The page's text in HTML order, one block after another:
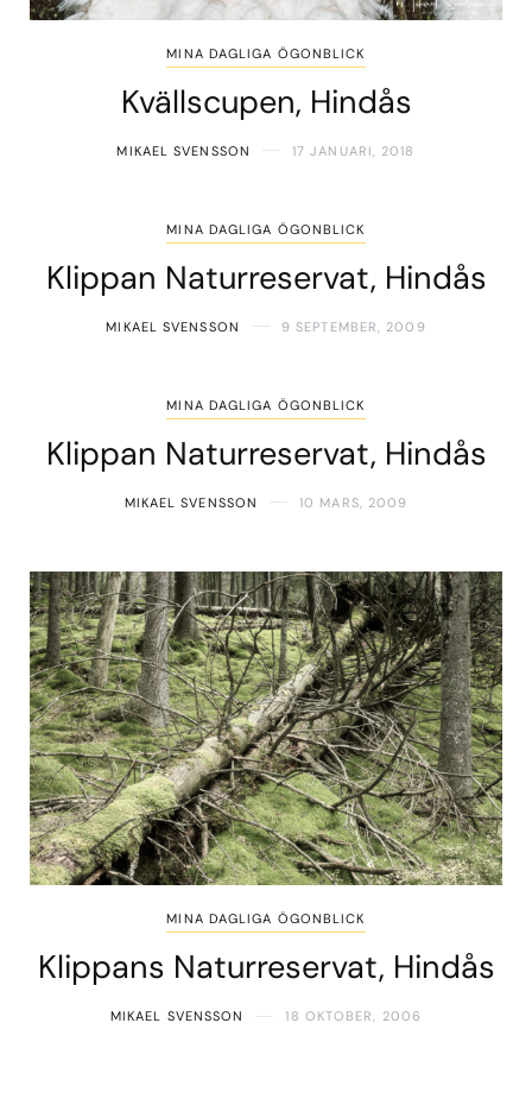
MINA DAGLIGA ÖGONBLICK
Kvällscupen, Hindås
MIKAEL SVENSSON 17 JANUARI, 2018
MINA DAGLIGA ÖGONBLICK
Klippan Naturreservat, Hindås
MIKAEL SVENSSON 9 SEPTEMBER, 2009
MINA DAGLIGA ÖGONBLICK
Klippan Naturreservat, Hindås
MIKAEL SVENSSON 10 MARS, 2009
MINA DAGLIGA ÖGONBLICK
Klippans Naturreservat, Hindås
MIKAEL SVENSSON 18 OKTOBER, 2006